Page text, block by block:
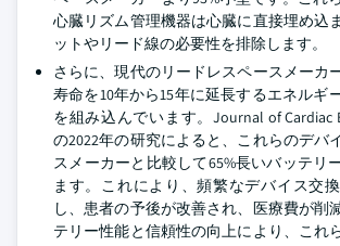
心臓リズム管理機器は心臓に直接埋め込
ットやリード線の必要性を排除します。
さらに、現代のリードレスペースメーカ
寿命を10年から15年に延長するエネルギ
を組み込んでいます。Journal of Cardiac
の2022年の研究によると、これらのデバ
スメーカーと比較して65%長いバッテリ
ます。これにより、頻繁なデバイス交
し、患者の予後が改善され、医療費が削
テリー性能と信頼性の向上により、これ